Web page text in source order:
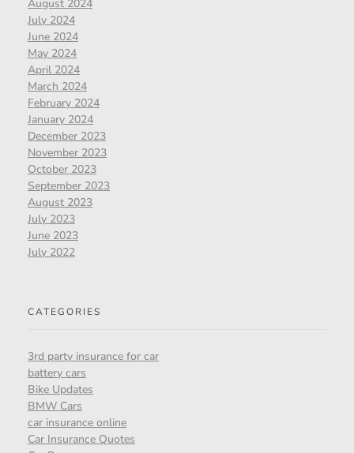
August 2024
July 2024
June 2024
May 2024
April 2024
March 2024
February 2024
January 2024
December 2023
November 2023
October 2023
September 2023
August 2023
July 2023
June 2023
July 2022
CATEGORIES
3rd party insurance for car
battery cars
Bike Updates
BMW Cars
car insurance online
Car Insurance Quotes